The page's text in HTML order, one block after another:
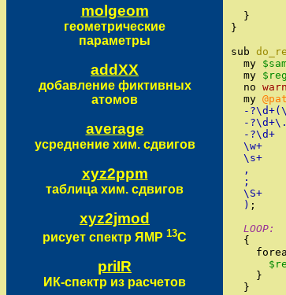
molgeom
геометрические
параметры
addXX
добавление фиктивных
атомов
average
усреднение хим. сдвигов
xyz2ppm
таблица хим. сдвигов
xyz2jmod
рисует спектр ЯМР 13С
priIR
ИК-спектр из расчетов
}
}
sub
my
my
no
my
-
-
  -?\d+
  \w+
  \s+
  ,
  ;
  \S+
) ;
LOOP:
{
}
}